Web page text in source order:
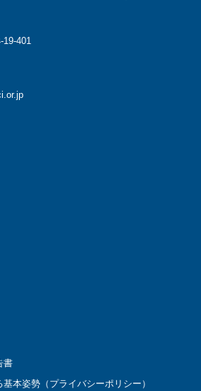
19-401
書
本姿勢（プライバシーポリシー）